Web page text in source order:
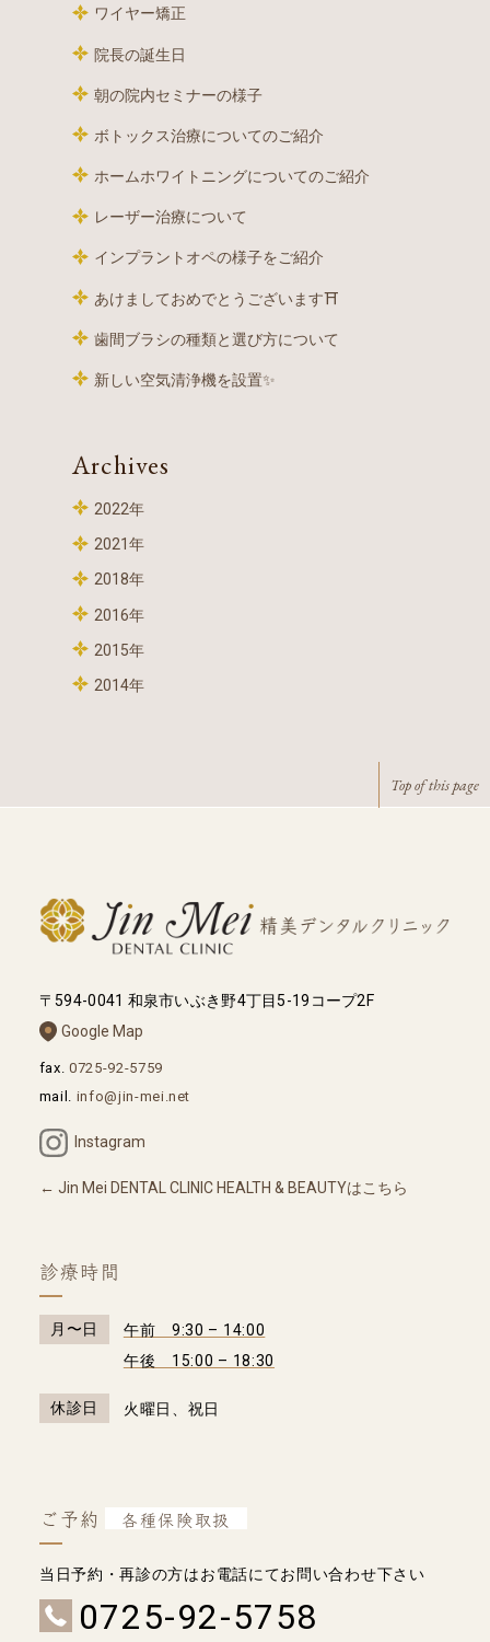
ワイヤー矯正
院長の誕生日
朝の院内セミナーの様子
ボトックス治療についてのご紹介
ホームホワイトニングについてのご紹介
レーザー治療について
インプラントオペの様子をご紹介
あけましておめでとうございます⛩
歯間ブラシの種類と選び方について
新しい空気清浄機を設置✨
Archives
2022年
2021年
2018年
2016年
2015年
2014年
Top of this page
〒594-0041 和泉市いぶき野4丁目5-19コープ2F
Google Map
fax.0725-92-5759
mail. info@jin-mei.net
Instagram
Jin Mei DENTAL CLINIC HEALTH & BEAUTYはこちら
診療時間
月〜日
午前 9:30 – 14:00
午後 15:00 – 18:30
休診日 火曜日、祝日
ご予約 各種保険取扱
当日予約・再診の方はお電話にてお問い合わせ下さい
0725-92-5758